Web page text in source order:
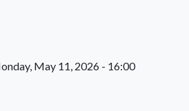
May 11, 2026 - 16:00